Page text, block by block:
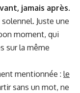
jamais après.
Juste une
moment, qui
sur la même
mentionnée : le
sans un mot, ne